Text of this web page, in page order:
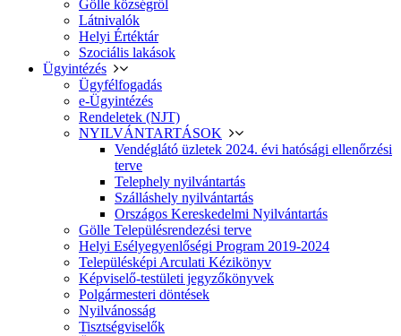
Gölle községről
Látnivalók
Helyi Értéktár
Szociális lakások
Ügyintézés
Ügyfélfogadás
e-Ügyintézés
Rendeletek (NJT)
NYILVÁNTARTÁSOK
Vendéglátó üzletek 2024. évi hatósági ellenőrzési
terve
Telephely nyilvántartás
Szálláshely nyilvántartás
Országos Kereskedelmi Nyilvántartás
Gölle Településrendezési terve
Helyi Esélyegyenlőségi Program 2019-2024
Településképi Arculati Kézikönyv
Képviselő-testületi jegyzőkönyvek
Polgármesteri döntések
Nyilvánosság
Tisztségviselők